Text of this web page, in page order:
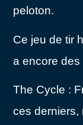
peloton.
Ce jeu de tir
a encore des
The Cycle :
ces derniers,